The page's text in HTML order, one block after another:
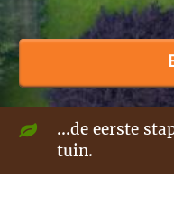
...de eerste
tuin.